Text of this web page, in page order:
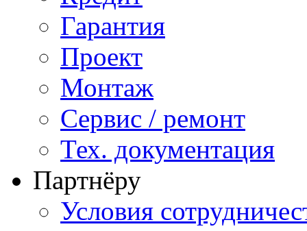
Гарантия
Проект
Монтаж
Сервис / ремонт
Тех. документация
Партнёру
Условия